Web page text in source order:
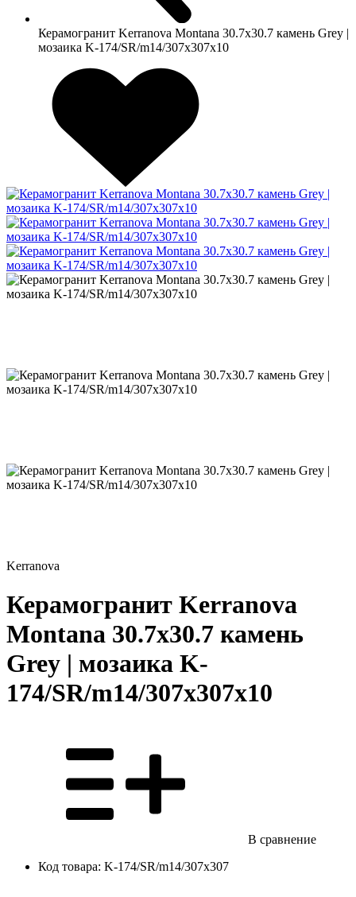
Керамогранит Kerranova Montana 30.7х30.7 камень Grey |
мозаика K-174/SR/m14/307x307x10
Kerranova
Керамогранит Kerranova
Montana 30.7х30.7 камень
Grey | мозаика K-
174/SR/m14/307x307x10
В сравнение
Код товара: K-174/SR/m14/307x307